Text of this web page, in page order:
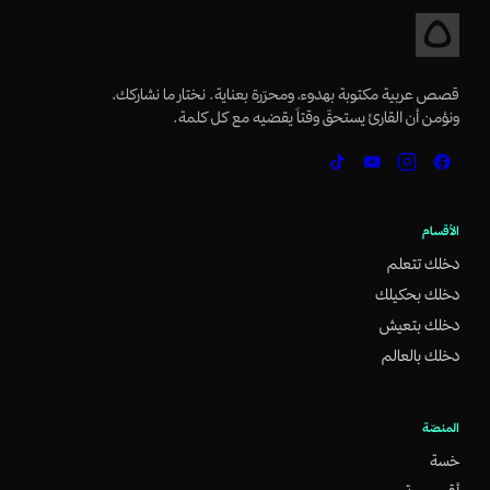
قصص عربية مكتوبة بهدوء، ومحرّرة بعناية. نختار ما نشاركك،
ونؤمن أن القارئ يستحقّ وقتاً يقضيه مع كل كلمة.
الأقسام
دخلك تتعلم
دخلك بحكيلك
دخلك بتعيش
دخلك بالعالم
المنصّة
خسة